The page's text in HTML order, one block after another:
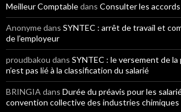
Meilleur Comptabledans Consulter les
Anonymedans SYNTEC : arrêt de travail et
de l’employeur
proudbakou dans SYNTEC : le versement de la
n’est pas lié à la classification du salarié
BRINGIA dans Durée du préavis pour les
convention collective des industries chimiques